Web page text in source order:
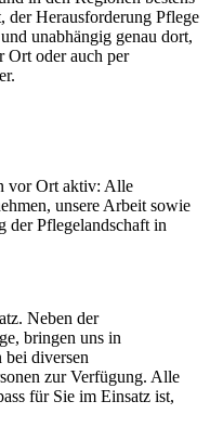
der Herausforderung Pflege
unabhängig genau dort,
Ort oder auch per
vor Ort aktiv: Alle
unsere Arbeit sowie
der Pflegelandschaft in
Neben der
bringen uns in
bei diversen
zur Verfügung. Alle
für Sie im Einsatz ist,